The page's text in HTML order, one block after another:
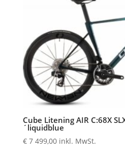
Cube Litening AIR C:68X
´liquidblue
€7 499,00 inkl. MwSt.